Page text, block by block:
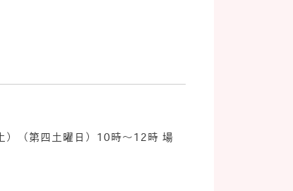
）（第四土曜日）10時～12時 場